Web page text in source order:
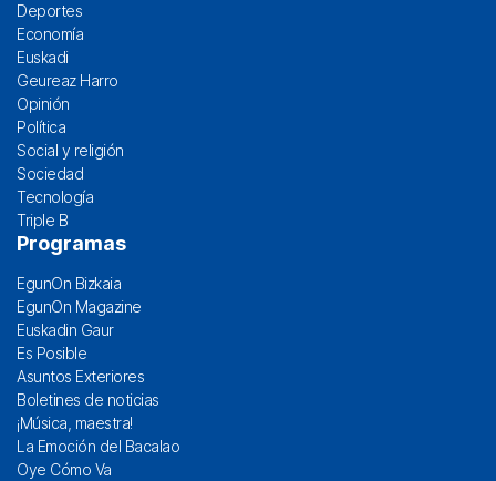
Deportes
Economía
Euskadi
Geureaz Harro
Opinión
Política
Social y religión
Sociedad
Tecnología
Triple B
Programas
EgunOn Bizkaia
EgunOn Magazine
Euskadin Gaur
Es Posible
Asuntos Exteriores
Boletines de noticias
¡Música, maestra!
La Emoción del Bacalao
Oye Cómo Va